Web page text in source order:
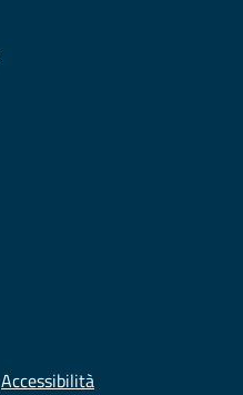
Accessibilità